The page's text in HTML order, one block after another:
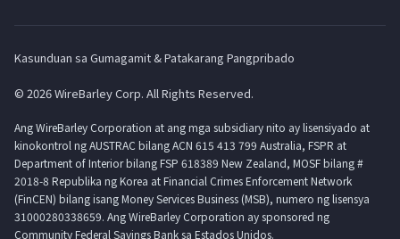
Kasunduan sa Gumagamit & Patakarang Pangpribado
© 2026 WireBarley Corp. All Rights Reserved.
Ang WireBarley Corporation at ang mga subsidiary nito ay lisensiyado at
kinokontrol ng AUSTRAC bilang ACN 615 413 799 Australia, FSPR at
Department of Interior bilang FSP 618389 New Zealand, MOSF bilang #
2018-8 Republika ng Korea at Financial Crimes Enforcement Network
(FinCEN) bilang isang Money Services Business (MSB), numero ng lisensya
31000280338659. Ang WireBarley Corporation ay sponsored ng
Community Federal Savings Bank sa Estados Unidos.